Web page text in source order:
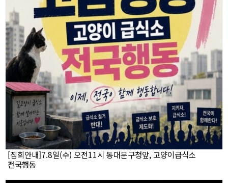
[집회안내]7.8일(수) 오전11시 동대문구청앞, 고양이급식소
전국행동